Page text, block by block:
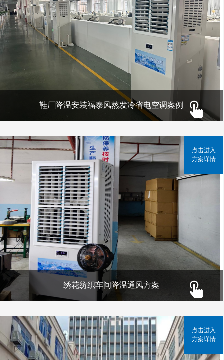
鞋厂降温安装福泰风蒸发冷省电空调案例
绣花纺织车间降温通风方案
点击进入
方案详情
点击进入
方案详情